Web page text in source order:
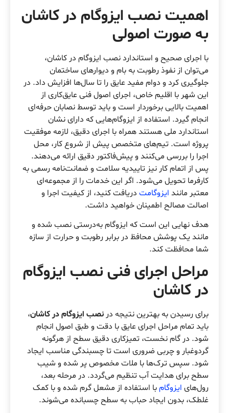
اهمیت نصب ایزوگام در کاشان
به صورت اصولی
با اجرای صحیح و استاندارد نصب ایزوگام در کاشان،
می‌توان از نفوذ رطوبت به بام و دیوارهای ساختمان
جلوگیری کرد و دوام مفید عایق را تا سال‌ها افزایش داد. در
این شهر با اقلیم خاص، اجرای اصول فنی عایق‌کاری از
اهمیت بالایی برخوردار است و باید توسط نصابان حرفه‌ای
انجام گیرد. استفاده از ایزوگام‌هایی که دارای نشان
استاندارد ملی هستند همراه با اجرای دقیق، لازمه موفقیت
پروژه است. تیم‌های متخصص پیش از شروع کار، محل
اجرا را بررسی می‌کنند و پیش‌فاکتور دقیق ارائه می‌دهند.
پس از اتمام کار نیز تاییدیه سلامت و ضمانت‌نامه رسمی به
کارفرما تحویل می‌شود. اگر این خدمات را از مجموعه‌ای
معتبر مانند ایزوگامت دریافت کنید، از کیفیت اجرا و
اصالت مصالح اطمینان خواهید داشت.
هدف نهایی این است که ایزوگام به‌درستی نصب شده و
مانند یک پوشش محافظ در برابر رطوبت و حرارت از سازه
شما محافظت کند.
مراحل اجرای فنی نصب ایزوگام
در کاشان
برای رسیدن به بهترین نتیجه در نصب ایزوگام در کاشان،
باید تمام مراحل اجرای عایق با دقت و طبق اصول انجام
شود. در گام نخست، تمیزکاری دقیق سطح از هرگونه
گردوغبار و چربی ضروری است تا چسبندگی مناسب ایجاد
شود. سپس ترک‌ها با ملات مخصوص پر شده و شیب
سطح برای هدایت آب تنظیم می‌گردد. در مرحله بعد،
رول‌های ایزوگامبا استفاده از مشعل گرم شده و با کمک
غلطک، بدون ایجاد حباب به سطح چسبانده می‌شوند.